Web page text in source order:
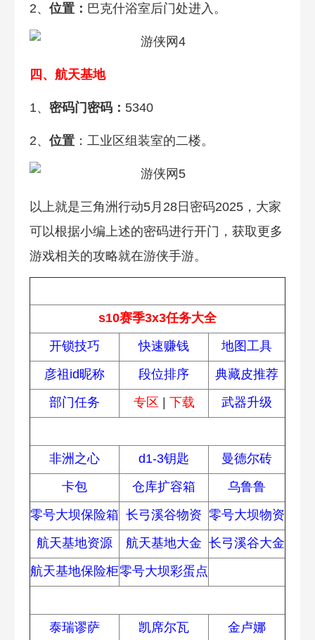
2、 位置： 巴克什浴室后门处进入。
四、 航天基地
1、 密码门密码： 5340
2、 位置：工业区组装室的二楼。
以上就是三角洲行动5月28日密码2025，大家
可以根据小编上述的密码进行开门，获取更多
游戏相关的攻略就在游侠手游。
s10赛季3x3任务大全
开锁技巧
快速赚钱
地图工具
彦祖id昵称
段位排序
典藏皮推荐
部门任务
专区 | 下载 武器升级
非洲之心 d1-3钥匙
曼德尔砖
卡包
仓库扩容箱
乌鲁鲁
零号大坝保险箱 长弓溪谷物资 零号大坝物资
航天基地资源
航天基地大金 长弓溪谷大金
航天基地保险柜零号大坝彩蛋点
泰瑞谬萨 凯席尔瓦 金卢娜